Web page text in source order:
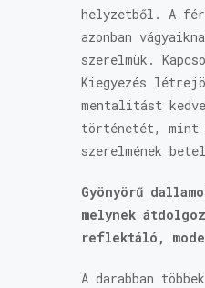
helyzetből. A
azonban
szerelmük.
Kiegyezés
mentalitást
történetét, mint
szerelmének
Gyönyörű
melynek
reflektáló,
A darabban